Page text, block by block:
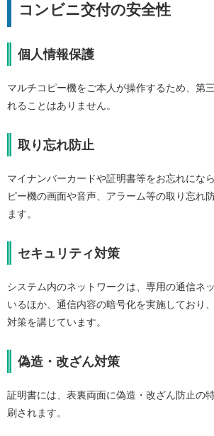
コンビニ交付の安全性
個人情報保護
マルチコピー機をご本人が操作するため、第
れることはありません。
取り忘れ防止
マイナンバーカードや証明書等をお忘れにな
ピー機の画面や音声、アラーム等の取り忘れ
ます。
セキュリティ対策
システム内のネットワークは、専用の通信ネ
いるほか、通信内容の暗号化を実施しており
対策を講じています。
偽造・改ざん対策
証明書には、表裏両面に偽造・改ざん防止の
刷されます。